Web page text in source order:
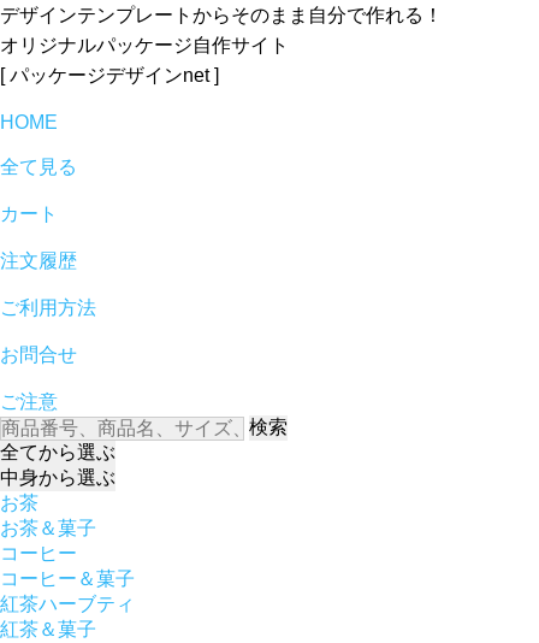
デザインテンプレートからそのまま自分で作れる！
オリジナルパッケージ自作サイト
[ パッケージデザインnet ]
HOME
全て見る
カート
注文履歴
ご利用方法
お問合せ
ご注意
検索
全てから選ぶ
中身から選ぶ
お茶
お茶＆菓子
コーヒー
コーヒー＆菓子
紅茶ハーブティ
紅茶＆菓子